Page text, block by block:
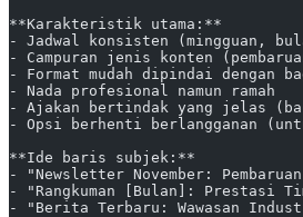
**Karakteristik utama:**
- Jadwal konsisten (mingguan,
- Campuran jenis konten
- Format mudah dipindai dengan
- Nada profesional namun ramah
- Ajakan bertindak yang jelas
- Opsi berhenti berlangganan
**Ide baris subjek:**
- "Newsletter November:
- "Rangkuman [Bulan]: Prestasi
- "Berita Terbaru: Wawasan